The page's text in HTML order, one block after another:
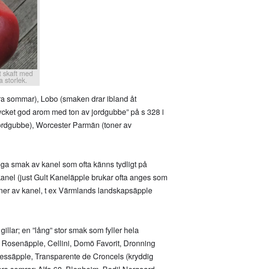
skaft med
storlek.
sommar), Lobo (smaken drar ibland åt
god arom med ton av jordgubbe” på s 328 i
Worcester Parmän (toner av
smak av kanel som ofta känns tydligt på
(just Gult Kaneläpple brukar ofta anges som
av kanel, t ex Värmlands landskapsäpple
en ”lång” stor smak som fyller hela
Cellini, Domö Favorit, Dronning
Transparente de Croncels (kryddig